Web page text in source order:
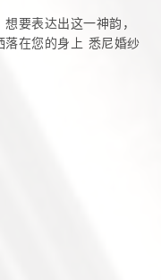
要表达出这一神韵，
落在您的身上 悉尼婚纱